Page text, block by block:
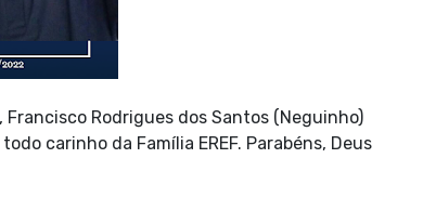
Rodrigues dos Santos (Neguinho)
carinho da Família EREF. Parabéns, Deus